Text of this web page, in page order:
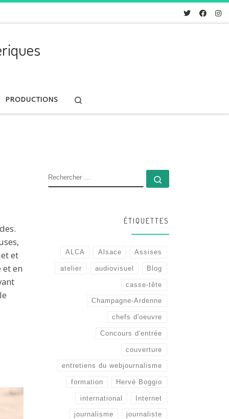
PRODUCTIONS
et
en
RECHERCHER
ÉTIQUETTES
ALCA Alsace Assises
atelier audiovisuel Blog
casse-tête
Champagne-Ardenne
chefs d'oeuvre
Concours d'entrée
couverture
entretiens du webjournalisme
formation Hervé Boggio
international Internet
journalisme journaliste